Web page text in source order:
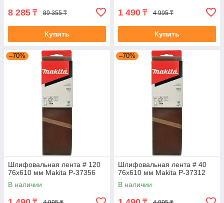
8 285 ₸ 89 355 ₸
Купить
1 490 ₸ 4 995 ₸
Купить
–70%
Шлифовальная лента # 120
76x610 мм Makita P-37356
В наличии
–70%
Шлифовальная лента # 40
76x610 мм Makita P-37312
В наличии